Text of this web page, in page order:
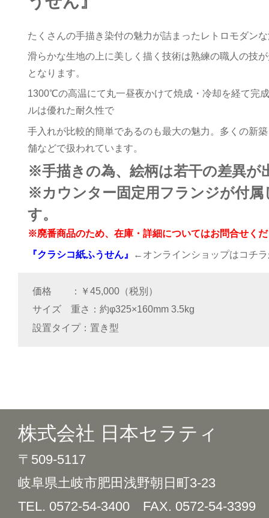
たくさんの手描き染付の魅力が詰まったレトロモダン
滑らかな生地の上に美しく描く技術は熟練の職人の技
となります。
1300℃の高温にて丸一昼夜かけて焼成・冷却を経て完
ルは優れた耐久性で
手入れが比較的簡単であるのも最大の魅力。多くの新
舗などで扱われています。
※手描きの為、絵柄は若干の差異が
※カウンター固定用フランジが付属
す。
※廃番商品のため、在庫・詳細についてはお問合せく
『クラシコ紙ふうせん』 ←オンラインショップはコチ
価格
￥45,000（税別）
サイズ 重さ
約φ325×160mm 3.5kg
設置タイプ
置き型
株式会社 日本セラティ
〒509-5117
岐阜県土岐市肥田浅野朝日町3-23
TEL. 0572-54-3400 FAX. 0572-54-3399